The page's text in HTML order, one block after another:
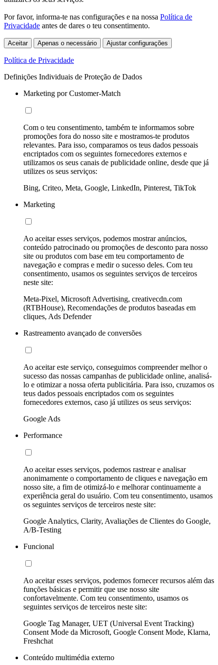
Por favor, informa-te nas configurações e na nossa Política de
Privacidade antes de dares o teu consentimento.
Aceitar Apenas o necessário Ajustar configurações
Política de Privacidade
Definições Individuais de Proteção de Dados
Marketing por Customer-Match
Com o teu consentimento, também te informamos sobre
promoções fora do nosso site e mostramos-te produtos
relevantes. Para isso, comparamos os teus dados pessoais
encriptados com os seguintes fornecedores externos e
utilizamos os seus canais de publicidade online, desde que já
utilizes os seus serviços:
Bing, Criteo, Meta, Google, LinkedIn, Pinterest, TikTok
Marketing
Ao aceitar esses serviços, podemos mostrar anúncios,
conteúdo patrocinado ou promoções de desconto para nosso
site ou produtos com base em teu comportamento de
navegação e compras e medir o sucesso deles. Com teu
consentimento, usamos os seguintes serviços de terceiros
neste site:
Meta-Pixel, Microsoft Advertising, creativecdn.com
(RTBHouse), Recomendações de produtos baseadas em
cliques, Ads Defender
Rastreamento avançado de conversões
Ao aceitar este serviço, conseguimos compreender melhor o
sucesso das nossas campanhas de publicidade online, analisá-
lo e otimizar a nossa oferta publicitária. Para isso, cruzamos os
teus dados pessoais encriptados com os seguintes
fornecedores externos, caso já utilizes os seus serviços:
Google Ads
Performance
Ao aceitar esses serviços, podemos rastrear e analisar
anonimamente o comportamento de cliques e navegação em
nosso site, a fim de otimizá-lo e melhorar continuamente a
experiência geral do usuário. Com teu consentimento, usamos
os seguintes serviços de terceiros neste site:
Google Analytics, Clarity, Avaliações de Clientes do Google,
A/B-Testing
Funcional
Ao aceitar esses serviços, podemos fornecer recursos além das
funções básicas e permitir que use nosso site
confortavelmente. Com teu consentimento, usamos os
seguintes serviços de terceiros neste site:
Google Tag Manager, UET (Universal Event Tracking)
Consent Mode da Microsoft, Google Consent Mode, Klarna,
Freshchat
Conteúdo multimédia externo